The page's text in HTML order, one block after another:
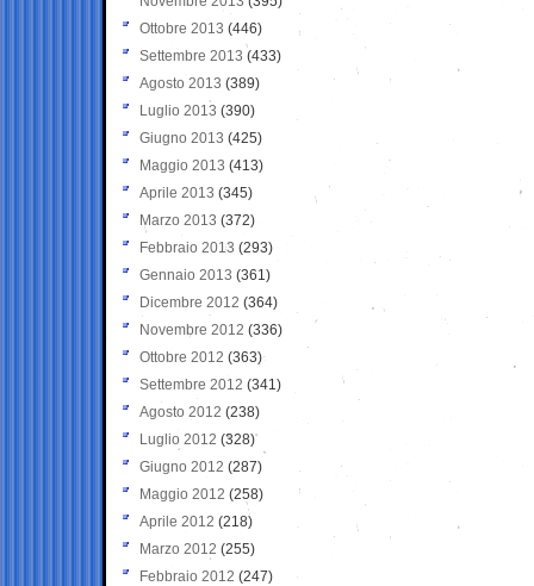
Ottobre 2013 (446)
Settembre 2013 (433)
Agosto 2013 (389)
Luglio 2013 (390)
Giugno 2013 (425)
Maggio 2013 (413)
Aprile 2013 (345)
Marzo 2013 (372)
Febbraio 2013 (293)
Gennaio 2013 (361)
Dicembre 2012 (364)
Novembre 2012 (336)
Ottobre 2012 (363)
Settembre 2012 (341)
Agosto 2012 (238)
Luglio 2012 (328)
Giugno 2012 (287)
Maggio 2012 (258)
Aprile 2012 (218)
Marzo 2012 (255)
Febbraio 2012 (247)